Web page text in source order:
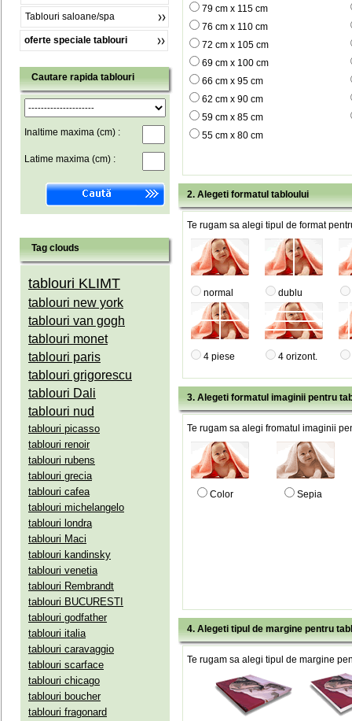
Tablouri saloane/spa
oferte speciale tablouri
Cautare rapida tablouri
Inaltime maxima (cm) :
Latime maxima (cm) :
Tag clouds
tablouri KLIMT
tablouri new york
tablouri van gogh
tablouri monet
tablouri paris
tablouri grigorescu
tablouri Dali
tablouri nud
tablouri picasso
tablouri renoir
tablouri rubens
tablouri grecia
tablouri cafea
tablouri michelangelo
tablouri londra
tablouri Maci
tablouri kandinsky
tablouri venetia
tablouri Rembrandt
tablouri BUCURESTI
tablouri godfather
tablouri italia
tablouri caravaggio
tablouri scarface
tablouri chicago
tablouri boucher
tablouri fragonard
79 cm x 115 cm
76 cm x 110 cm
72 cm x 105 cm
69 cm x 100 cm
66 cm x 95 cm
62 cm x 90 cm
59 cm x 85 cm
55 cm x 80 cm
2. Alegeti formatul tabloului
Te rugam sa alegi tipul de format
normal dublu
4 piese 4 orizont.
3. Alegeti formatul imaginii pentru
Te rugam sa alegi fromatul imaginii
Color Sepia
4. Alegeti tipul de margine pentru
Te rugam sa alegi tipul de margine